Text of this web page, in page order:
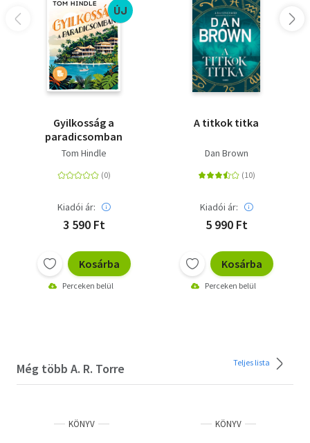
ÚJ
Gyilkosság a
paradicsomban
Tom Hindle
Kiadói ár:
3 590 Ft
Kosárba
Perceken belül
A titkok titka
Dan Brown
Kiadói ár:
5 990 Ft
Kosárba
Perceken belül
Még több A. R. Torre Teljes lista
KÖNYV KÖNYV